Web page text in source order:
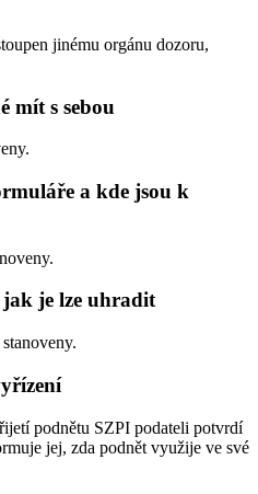
jinému orgánu dozoru,
mít s sebou
a kde jsou k
je lze uhradit
podnětu SZPI podateli potvrdí
jej, zda podnět využije ve své